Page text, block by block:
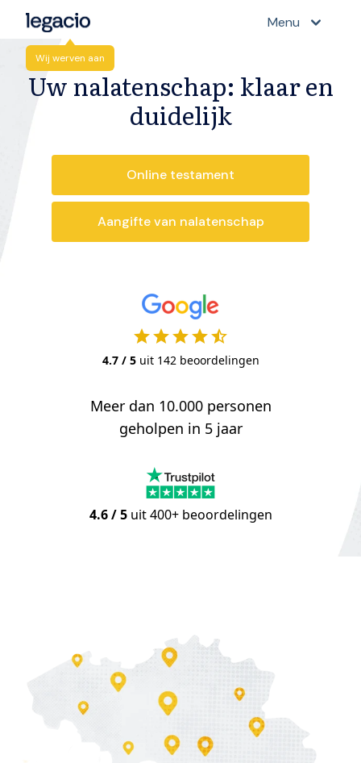
Wij werven aan
Menu
Uw nalatenschap: klaar en
duidelijk
Online testament
Aangifte van nalatenschap
starstarstarstarstar_half
4.7 / 5 uit 142 beoordelingen
Meer dan 10.000 personen
geholpen in 5 jaar
4.6 / 5 uit 400+ beoordelingen